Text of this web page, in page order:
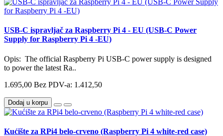
USB-C ispravljač za Raspberry Pi 4 - EU (USB-C Power
Supply for Raspberry Pi 4 -EU)
Opis: The official Raspberry Pi USB-C power supply is designed
to power the latest Ra..
1.695,00 Bez PDV-a: 1.412,50
Dodaj u korpu
Kućište za RPi4 belo-crveno (Raspberry Pi 4 white-red case)